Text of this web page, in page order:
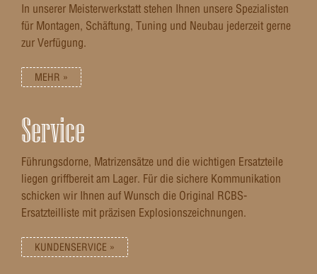
In unserer Meisterwerkstatt stehen Ihnen unsere Spezialisten
für Montagen, Schäftung, Tuning und Neubau jederzeit gerne
zur Verfügung.
MEHR »
Service
Führungsdorne, Matrizensätze und die wichtigen Ersatzteile
liegen griffbereit am Lager. Für die sichere Kommunikation
schicken wir Ihnen auf Wunsch die Original RCBS-
Ersatzteilliste mit präzisen Explosionszeichnungen.
KUNDENSERVICE »